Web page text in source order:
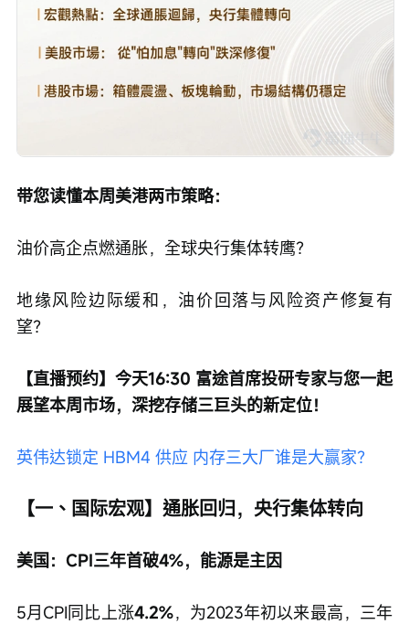
带您读懂本周美港两市策略：
油价高企点燃通胀，全球央行集体转鹰？
地缘风险边际缓和，油价回落与风险资产修复有
望？
【直播预约】今天16:30 富途首席投研专家与您一起
展望本周市场，深挖存储三巨头的新定位！
英伟达锁定 HBM4 供应 内存三大厂谁是大赢家？
【一、国际宏观】通胀回归，央行集体转向
美国：CPI三年首破4%，能源是主因
5月CPI同比上涨4.2%，为2023年初以来最高，三年